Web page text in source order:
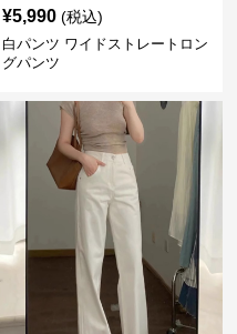
¥5,990 (税込)
白パンツ ワイドストレートロン
グパンツ